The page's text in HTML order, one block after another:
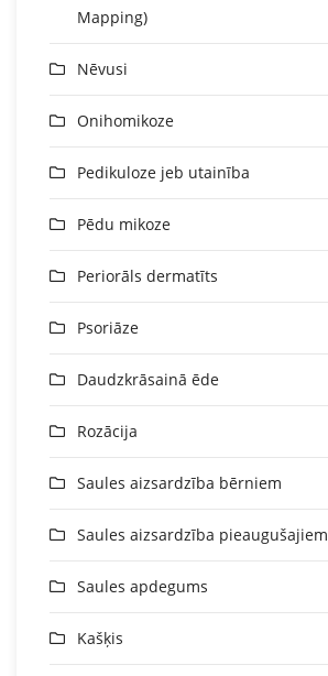
Mapping)
Nēvusi
Onihomikoze
Pedikuloze jeb utainība
Pēdu mikoze
Periorāls dermatīts
Psoriāze
Daudzkrāsainā ēde
Rozācija
Saules aizsardzība bērniem
Saules aizsardzība pieaugušajiem
Saules apdegums
Kašķis